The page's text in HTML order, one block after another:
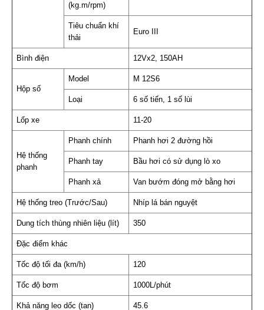
(kg.m/rpm)
Tiêu chuẩn khí
thải
Euro III
Bình điện 12Vx2, 150AH
Hộp số
Model M 12S6
Loại 6 số tiến, 1 số lùi
Lốp xe 11-20
Hệ thống
phanh
Phanh chính Phanh hơi 2 đường hồi
Phanh tay Bầu hơi có sử dụng lò xo
Phanh xả Van bướm đóng mở bằng hơi
Hệ thống treo (Trước/Sau) Nhíp lá bán nguyệt
Dung tích thùng nhiên liệu (lít) 350
Đặc điểm khác
Tốc độ tối đa (km/h) 120
Tốc độ bơm 1000L/phút
Khả năng leo dốc (tan) 45.6